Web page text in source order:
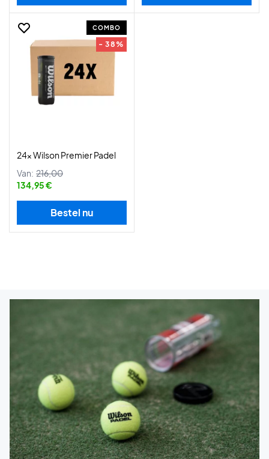
COMBO
- 38%
24x Wilson Premier Padel
Van: 216,00
134,95 €
Bestel nu